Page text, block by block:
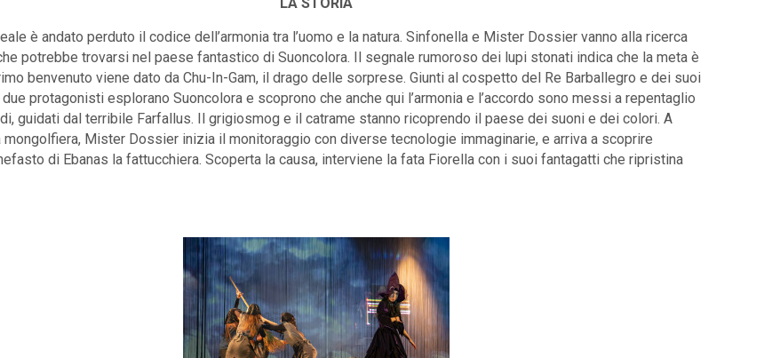
è andato perduto il codice dell’armonia tra l’uomo e la natura. Sinfonella e Mister Dossier vanno alla ricerca
potrebbe trovarsi nel paese fantastico di Suoncolora. Il segnale rumoroso dei lupi stonati indica che la meta è
benvenuto viene dato da Chu-In-Gam, il drago delle sorprese. Giunti al cospetto del Re Barballegro e dei suoi
protagonisti esplorano Suoncolora e scoprono che anche qui l’armonia e l’accordo sono messi a repentaglio
guidati dal terribile Farfallus. Il grigiosmog e il catrame stanno ricoprendo il paese dei suoni e dei colori. A
mongolfiera, Mister Dossier inizia il monitoraggio con diverse tecnologie immaginarie, e arriva a scoprire
di Ebanas la fattucchiera. Scoperta la causa, interviene la fata Fiorella con i suoi fantagatti che ripristina